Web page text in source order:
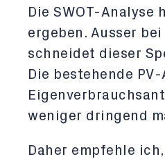
Die SWOT-
ergeben. Ausser
schneidet dieser
Die bestehende
weniger dringend
Daher empfehle